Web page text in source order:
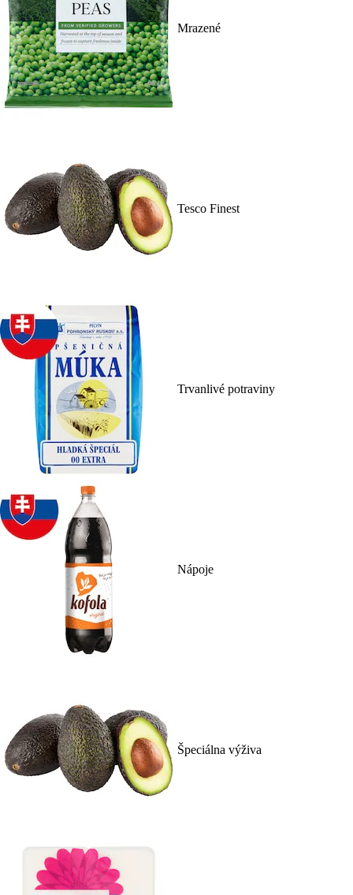
Mrazené
Tesco Finest
Trvanlivé potraviny
Nápoje
Špeciálna výživa